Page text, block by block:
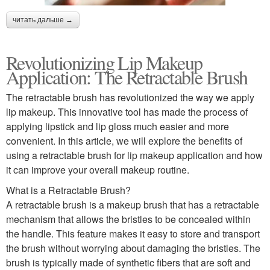
читать дальше →
Revolutionizing Lip Makeup
Application: The Retractable Brush
The retractable brush has revolutionized the way we apply
lip makeup. This innovative tool has made the process of
applying lipstick and lip gloss much easier and more
convenient. In this article, we will explore the benefits of
using a retractable brush for lip makeup application and how
it can improve your overall makeup routine.
What is a Retractable Brush?
A retractable brush is a makeup brush that has a retractable
mechanism that allows the bristles to be concealed within
the handle. This feature makes it easy to store and transport
the brush without worrying about damaging the bristles. The
brush is typically made of synthetic fibers that are soft and